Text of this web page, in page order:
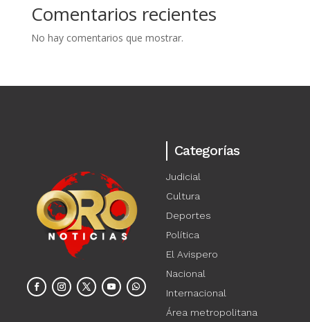
Comentarios recientes
No hay comentarios que mostrar.
Categorías
Judicial
Cultura
Deportes
Política
El Avispero
Nacional
Internacional
Área metropolitana